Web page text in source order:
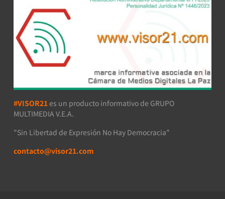
#VISOR21 es un producto informativo de GRUPO
MULTIMEDIA V.E.A.
"Sin Libertad de Expresión No Hay Democracia"
contacto@visor21.com